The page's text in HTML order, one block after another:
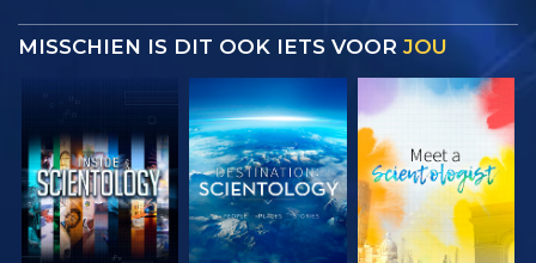
MISSCHIEN IS DIT OOK IETS VOOR JOU